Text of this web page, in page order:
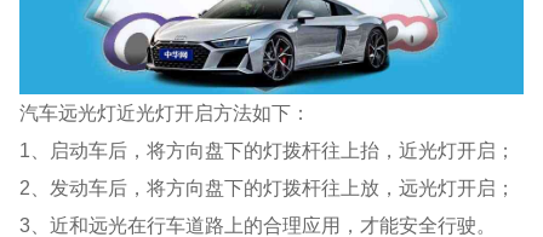
汽车远光灯近光灯开启方法如下：
1、启动车后，将方向盘下的灯拨杆往上抬，近光灯开启；
2、发动车后，将方向盘下的灯拨杆往上放，远光灯开启；
3、近和远光在行车道路上的合理应用，才能安全行驶。